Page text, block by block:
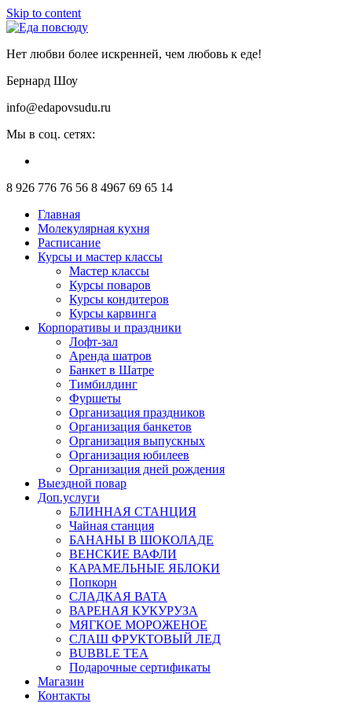
Skip to content
Нет любви более искренней, чем любовь к еде!
Бернард Шоу
info@edapovsudu.ru
Мы в соц. сетях:
8 926 776 76 56 8 4967 69 65 14
Главная
Молекулярная кухня
Расписание
Курсы и мастер классы
Мастер классы
Курсы поваров
Курсы кондитеров
Курсы карвинга
Корпоративы и праздники
Лофт-зал
Аренда шатров
Банкет в Шатре
Тимбилдинг
Фуршеты
Организация праздников
Организация банкетов
Организация выпускных
Организация юбилеев
Организация дней рождения
Выездной повар
Доп.услуги
БЛИННАЯ СТАНЦИЯ
Чайная станция
БАНАНЫ В ШОКОЛАДЕ
ВЕНСКИЕ ВАФЛИ
КАРАМЕЛЬНЫЕ ЯБЛОКИ
Попкорн
СЛАДКАЯ ВАТА
ВАРЕНАЯ КУКУРУЗА
МЯГКОЕ МОРОЖЕНОЕ
СЛАШ ФРУКТОВЫЙ ЛЕД
BUBBLE TEA
Подарочные сертификаты
Магазин
Контакты